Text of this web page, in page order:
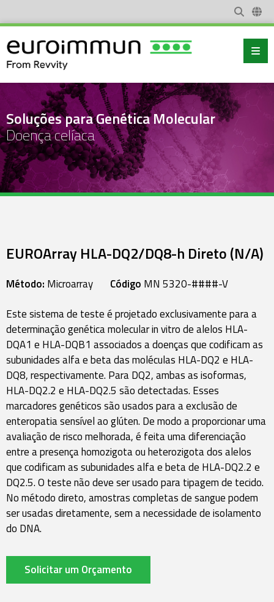
Soluções para Genética Molecular
Doença celíaca
EUROArray HLA-DQ2/DQ8-h Direto (N/A)
Método: Microarray Código MN 5320-####-V
Este sistema de teste é projetado exclusivamente para a
determinação genética molecular in vitro de alelos HLA-
DQA1 e HLA-DQB1 associados a doenças que codificam as
subunidades alfa e beta das moléculas HLA-DQ2 e HLA-
DQ8, respectivamente. Para DQ2, ambas as isoformas,
HLA-DQ2.2 e HLA-DQ2.5 são detectadas. Esses
marcadores genéticos são usados para a exclusão de
enteropatia sensível ao glúten. De modo a proporcionar uma
avaliação de risco melhorada, é feita uma diferenciação
entre a presença homozigota ou heterozigota dos alelos
que codificam as subunidades alfa e beta de HLA-DQ2.2 e
DQ2.5. O teste não deve ser usado para tipagem de tecido.
No método direto, amostras completas de sangue podem
ser usadas diretamente, sem a necessidade de isolamento
do DNA.
Solicitar um Orçamento